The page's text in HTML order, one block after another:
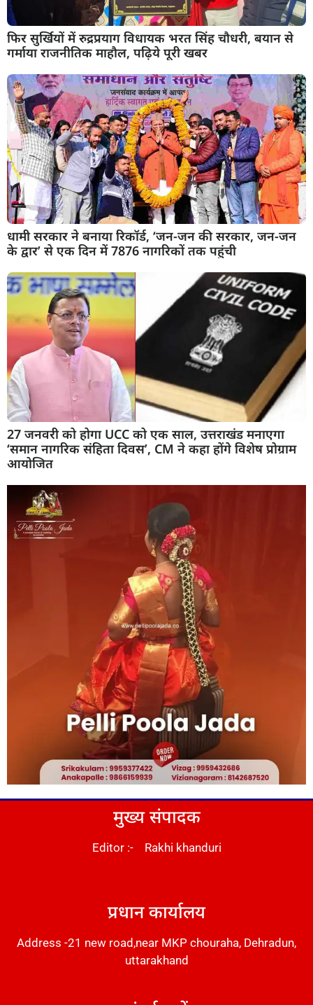
फिर सुर्खियों में रुद्रप्रयाग विधायक भरत सिंह चौधरी, बयान से
गर्माया राजनीतिक माहौल, पढ़िये पूरी खबर
धामी सरकार ने बनाया रिकॉर्ड, ‘जन-जन की सरकार, जन-जन
के द्वार’ से एक दिन में 7876 नागरिकों तक पहुंची
27 जनवरी को होगा UCC को एक साल, उत्तराखंड मनाएगा
‘समान नागरिक संहिता दिवस’, CM ने कहा होंगे विशेष प्रोग्राम
आयोजित
मुख्य संपादक
Editor :- Rakhi khanduri
प्रधान कार्यालय
Address -21 new road,near MKP chouraha, Dehradun,
uttarakhand